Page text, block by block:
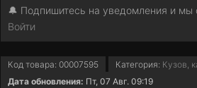
🔔 Подпишитесь на уведомления и мы
Войти
Код товара: 00007595 Категория: Кузов,
Дата обновления: Пт, 07 Авг. 09:19